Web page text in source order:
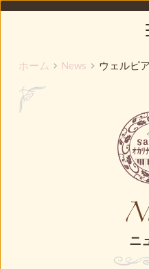
コ
ホーム News ウェルピ
ニ